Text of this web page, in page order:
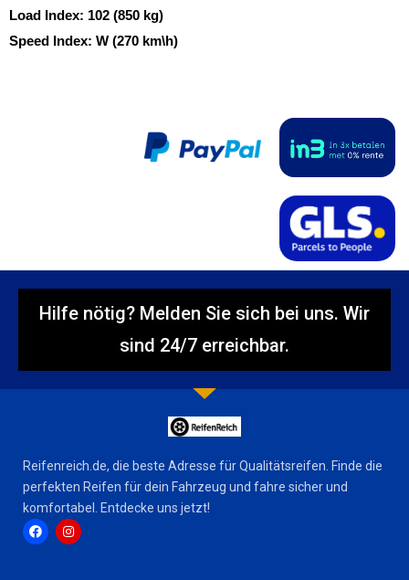
Load Index: 102 (850 kg)
Speed Index: W (270 km\h)
Hilfe nötig? Melden Sie sich bei uns. Wir
sind 24/7 erreichbar.
Reifenreich.de, die beste Adresse für Qualitätsreifen. Finde die
perfekten Reifen für dein Fahrzeug und fahre sicher und
komfortabel. Entdecke uns jetzt!